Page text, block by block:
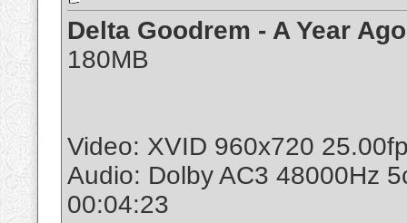
Delta Goodrem - A Year
180MB
Video: XVID 960x720
Audio: Dolby AC3 48000Hz
00:04:23